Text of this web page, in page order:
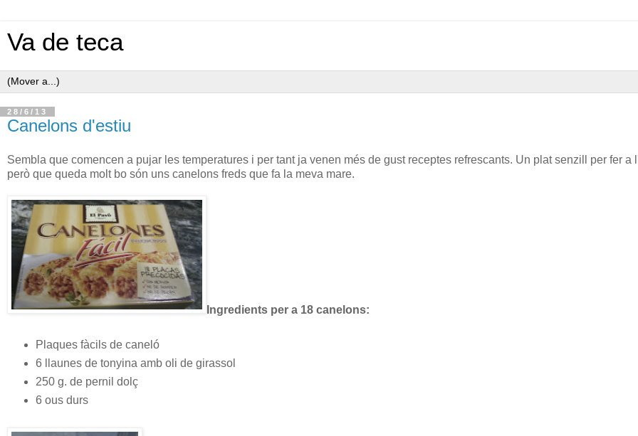
Va de teca
28/6/13
Canelons d'estiu
Sembla que comencen a pujar les temperatures i per tant ja venen més de gust receptes refrescants. Un plat senzill per fer a
però que queda molt bo són uns canelons freds que fa la meva mare.
Ingredients per a 18 canelons:
Plaques fàcils de caneló
6 llaunes de tonyina amb oli de girassol
250 g. de pernil dolç
6 ous durs